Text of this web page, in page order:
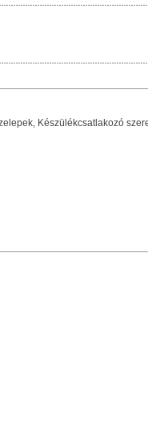
Készülékcsatlakozó